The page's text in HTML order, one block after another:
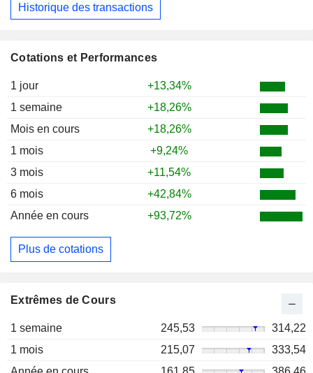
Cotations et Performances
1 jour
+13,34%
1 semaine
+18,26%
Mois en cours
+18,26%
1 mois
+9,24%
3 mois
+11,54%
6 mois
+42,84%
Année en cours
+93,72%
Plus de cotations
Extrêmes de Cours
1 semaine 245,53
314,22
1 mois
215,07
333,54
Historique des transactions